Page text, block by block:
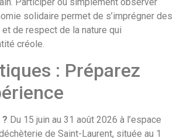
solidaire permet de s’imprégner des
de respect de la nature qui
créole.
: Préparez
? Du 15 juin au 31 août 2026 à l’espace
de Saint-Laurent, située au 1